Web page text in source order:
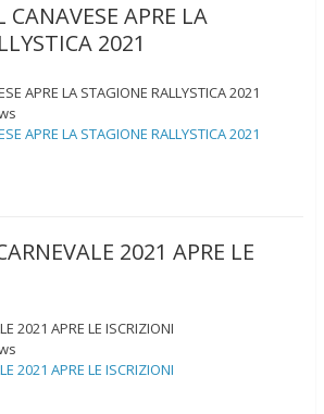
CANAVESE APRE LA
2021
APRE LA STAGIONE RALLYSTICA 2021
APRE LA STAGIONE RALLYSTICA 2021
2021 APRE LE
2021 APRE LE ISCRIZIONI
2021 APRE LE ISCRIZIONI